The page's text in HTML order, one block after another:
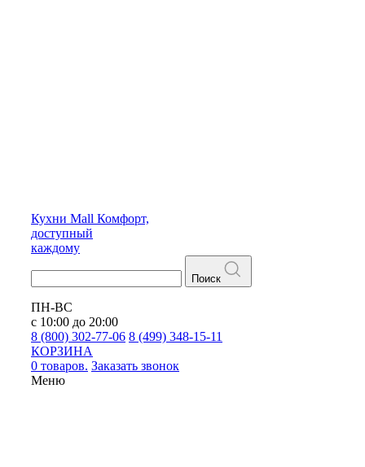
Кухни Mall Комфорт,
доступный
каждому
Поиск
ПН-ВС
с 10:00 до 20:00
8 (800) 302-77-06 8 (499) 348-15-11
КОРЗИНА
0 товаров. Заказать звонок
Меню